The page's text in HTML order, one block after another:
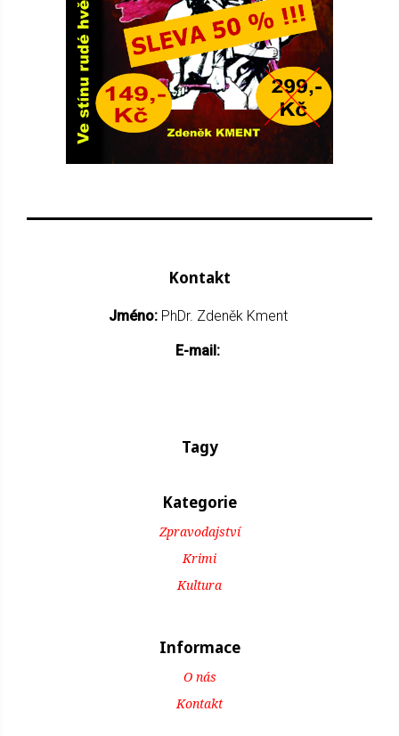
Kontakt
Jméno: PhDr. Zdeněk Kment
E-mail:
Tagy
Kategorie
Zpravodajství
Krimi
Kultura
Informace
O nás
Kontakt